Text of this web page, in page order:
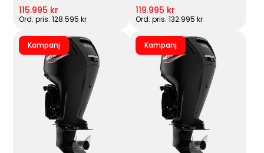
115.995 kr
Ord. pris: 128.595 kr
119.995 kr
Ord. pris: 132.995 kr
Kampanj Kampanj